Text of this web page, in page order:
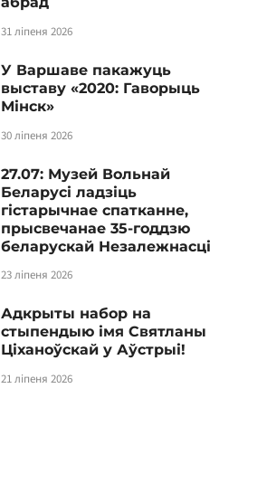
31 ліпеня 2026
У Варшаве пакажуць
выставу «2020: Гаворыць
Мінск»
30 ліпеня 2026
27.07: Музей Вольнай
Беларусі ладзіць
гістарычнае спатканне,
прысвечанае 35-годдзю
беларускай Незалежнасці
23 ліпеня 2026
Адкрыты набор на
стыпендыю імя Святланы
Ціханоўскай у Аўстрыі!
21 ліпеня 2026